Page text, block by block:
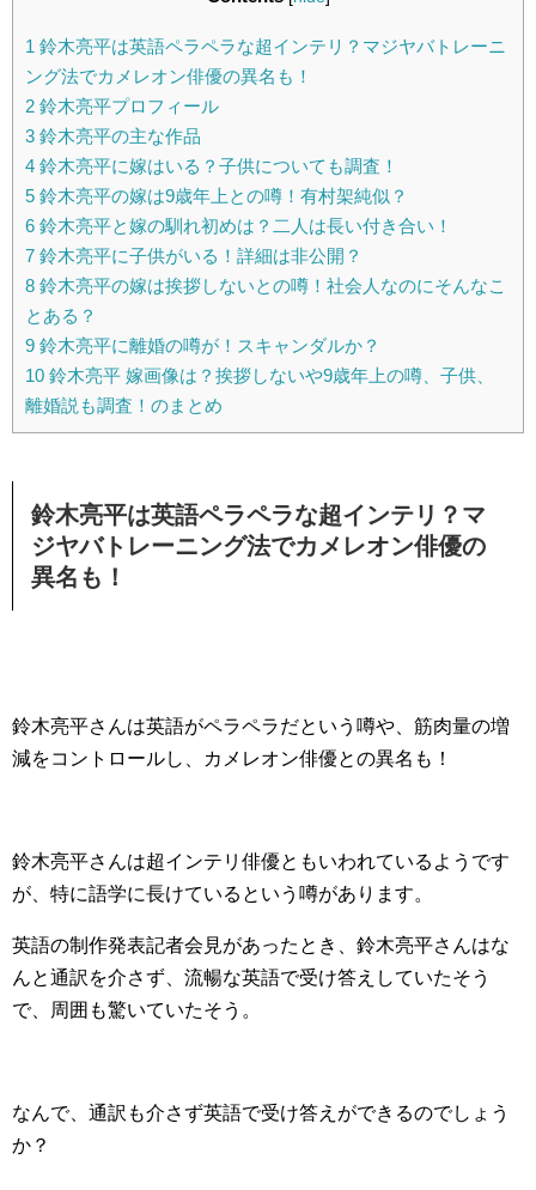
1 鈴木亮平は英語ペラペラな超インテリ？マジヤバトレーニ
ング法でカメレオン俳優の異名も！
2 鈴木亮平プロフィール
3 鈴木亮平の主な作品
4 鈴木亮平に嫁はいる？子供についても調査！
5 鈴木亮平の嫁は9歳年上との噂！有村架純似？
6 鈴木亮平と嫁の馴れ初めは？二人は長い付き合い！
7 鈴木亮平に子供がいる！詳細は非公開？
8 鈴木亮平の嫁は挨拶しないとの噂！社会人なのにそんなこ
とある？
9 鈴木亮平に離婚の噂が！スキャンダルか？
10 鈴木亮平 嫁画像は？挨拶しないや9歳年上の噂、子供、
離婚説も調査！のまとめ
鈴木亮平は英語ペラペラな超インテリ？マ
ジヤバトレーニング法でカメレオン俳優の
異名も！
鈴木亮平さんは英語がペラペラだという噂や、筋肉量の増
減をコントロールし、カメレオン俳優との異名も！
鈴木亮平さんは超インテリ俳優ともいわれているようです
が、特に語学に長けているという噂があります。
英語の制作発表記者会見があったとき、鈴木亮平さんはな
んと通訳を介さず、流暢な英語で受け答えしていたそう
で、周囲も驚いていたそう。
なんで、通訳も介さず英語で受け答えができるのでしょう
か？